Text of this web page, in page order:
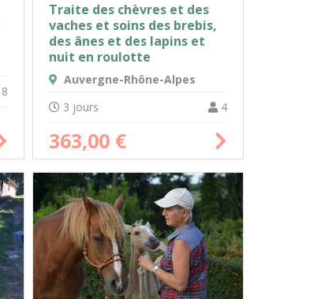
Traite des chèvres et des
vaches et soins des brebis,
des ânes et des lapins et
nuit en roulotte
Auvergne-Rhône-Alpes
3 jours
4
363,00 €